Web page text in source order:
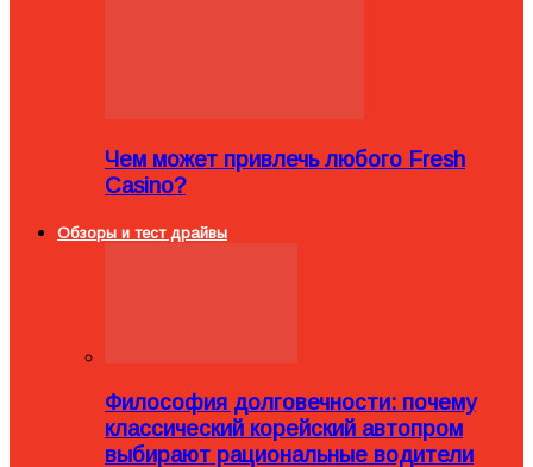
Чем может привлечь любого Fresh
Casino?
Обзоры и тест драйвы
Философия долговечности: почему
классический корейский автопром
выбирают рациональные водители